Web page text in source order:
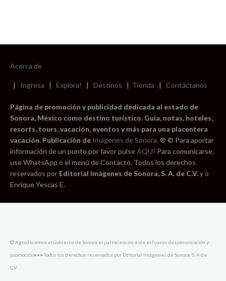
Acerca de
| Ingresa | Explora! | Destinos | Tienda | Contáctanos
Página de promoción y publicidad dedicada al estado de
Sonora, México como destino turístico. Guia, notas, hoteles,
resorts, tours, vacación, eventos y más para una placentera
vacación. Publicación de Imágenes de Sonora. ® © Para aportar
información de un punto por favor pulseAQUÍ Para comunicarse,
use WhatsApp o el menú de Contacto. Todos los derechos
reservados por Editorial Imágenes de Sonora, S. A. de C.V.y o
Enrique Yescas E.
© Agradecemos al Gobierno de Sonora el patrocinio de este esfuerzo de comunicación y
promoción••• Todos los derechos reservados por Editorial Imágenes de Sonora, S. A de
C.V.